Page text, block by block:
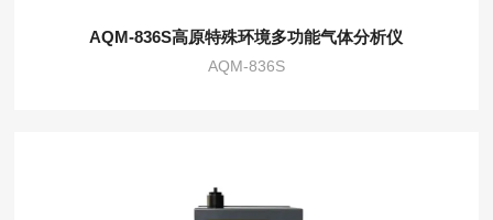
AQM-836S高原特殊环境多功能气体分析仪
AQM-836S